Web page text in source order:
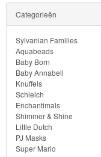
servies
Divers
Fireman
Sam
Magische
Eenhoorn
Categorieën
Sylvanian Families
Aquabeads
Baby Born
Baby Annabell
Knuffels
Schleich
Enchantimals
Shimmer & Shine
Little Dutch
PJ Masks
Super Mario